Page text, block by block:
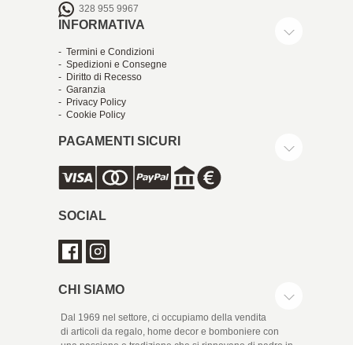
328 955 9967
INFORMATIVA
- Termini e Condizioni
- Spedizioni e Consegne
- Diritto di Recesso
- Garanzia
- Privacy Policy
- Cookie Policy
PAGAMENTI SICURI
SOCIAL
CHI SIAMO
Dal 1969 nel settore, ci occupiamo della vendita
di articoli da regalo, home decor e bomboniere con